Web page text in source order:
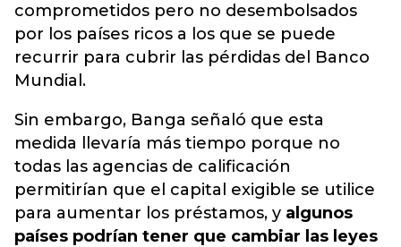
comprometidos pero no desembolsados
por los países ricos a los que se puede
recurrir para cubrir las pérdidas del Banco
Mundial.
Sin embargo, Banga señaló que esta
medida llevaría más tiempo porque no
todas las agencias de calificación
permitirían que el capital exigible se utilice
para aumentar los préstamos, y algunos
países podrían tener que cambiar las leyes